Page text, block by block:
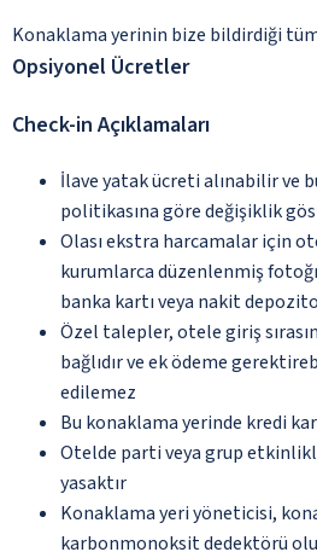
Konaklama yerinin bize bildirdiği
Opsiyonel Ücretler
Check-in Açıklamaları
İlave yatak ücreti alınabilir ve
politikasına göre değişiklik
Olası ekstra harcamalar için
kurumlarca düzenlenmiş
banka kartı veya nakit
Özel talepler, otele giriş
bağlıdır ve ek ödeme
edilemez
Bu konaklama yerinde kredi
Otelde parti veya grup
yasaktır
Konaklama yeri yöneticisi,
karbonmonoksit dedektörü